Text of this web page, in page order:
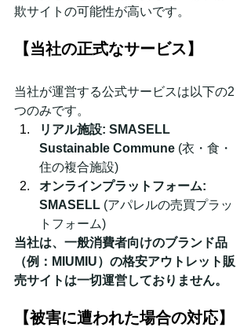
欺サイトの可能性が高いです。
【当社の正式なサービス】
当社が運営する公式サービスは以下の2
つのみです。
リアル施設: SMASELL
Sustainable Commune (衣・食・
住の複合施設)
オンラインプラットフォーム:
SMASELL (アパレルの売買プラッ
トフォーム)
当社は、一般消費者向けのブランド品
（例：MIUMIU）の格安アウトレット販
売サイトは一切運営しておりません。
【被害に遭われた場合の対応】